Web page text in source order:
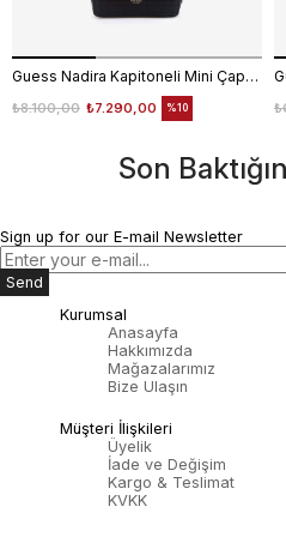
Guess Nadira Kapitoneli Mini Çapraz Çanta HWQG8424210
₺7.290,00
₺8.100,00 %10
Son
Sign up for our E-mail Newsletter
Send
Kurumsal
Anasayfa
Hakkımızda
Mağazalarımız
Bize Ulaşın
Müşteri İlişkileri
Üyelik
İade ve Değişim
Kargo & Teslimat
KVKK